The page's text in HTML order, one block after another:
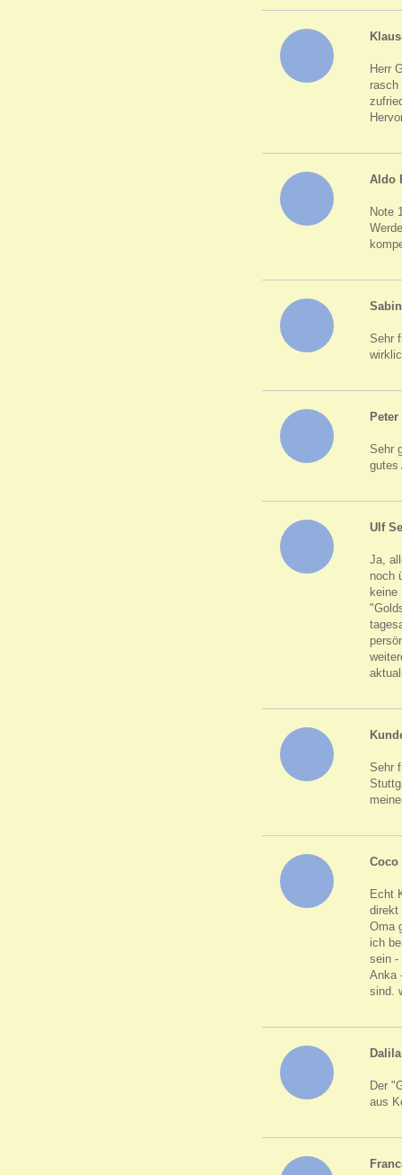
Herr
rasch
Aldo
Note
Sehr
Peter
Sehr
gutes
Ulf
Ja,
noch
keine
Sehr
Coco
Echt
direkt
Oma
ich
sein -
Anka
sind.
Dalila
Der
aus